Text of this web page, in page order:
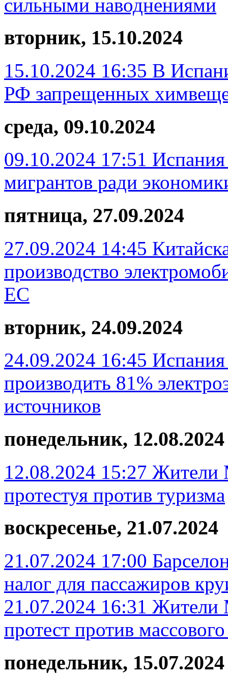
сильными наводнениями
вторник, 15.10.2024
15.10.2024 16:35 В
РФ запрещенных
среда, 09.10.2024
09.10.2024 17:51
мигрантов ради
пятница, 27.09.2024
27.09.2024 14:45
производство
ЕС
вторник, 24.09.2024
24.09.2024 16:45 Испания
производить 81%
источников
понедельник, 12.08.2024
12.08.2024 15:27 Жители
протестуя против туризма
воскресенье, 21.07.2024
21.07.2024 17:00
налог для пассажиров
21.07.2024 16:31 Жители
протест против
понедельник, 15.07.2024